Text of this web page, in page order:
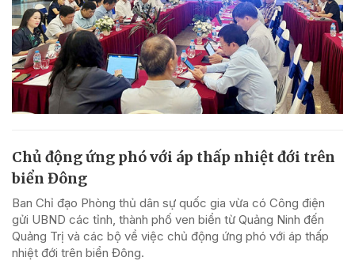
Chủ động ứng phó với áp thấp nhiệt đới trên
biển Đông
Ban Chỉ đạo Phòng thủ dân sự quốc gia vừa có Công điện
gửi UBND các tỉnh, thành phố ven biển từ Quảng Ninh đến
Quảng Trị và các bộ về việc chủ động ứng phó với áp thấp
nhiệt đới trên biển Đông.